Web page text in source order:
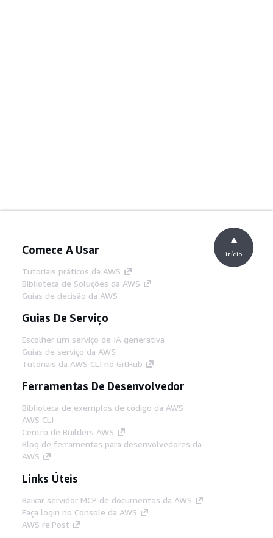
Comece A Usar
Tutoriais práticos da AWS
Biblioteca de Soluções da AWS
Guias de decisão da AWS
Guias De Serviço
Escolher um serviço de IA generativa
Guias de serviço da AWS
Tutoriais da AWS CLI no GitHub
Ferramentas De Desenvolvedor
Biblioteca de exemplos de código da AWS
AWS CLI
Centro de Builders AWS
Blog de ferramentas para desenvolvedores da
AWS
Links Úteis
Baixar servidor MCP de documentos da AWS
Faça login no Console da AWS
AWS re:Post
início